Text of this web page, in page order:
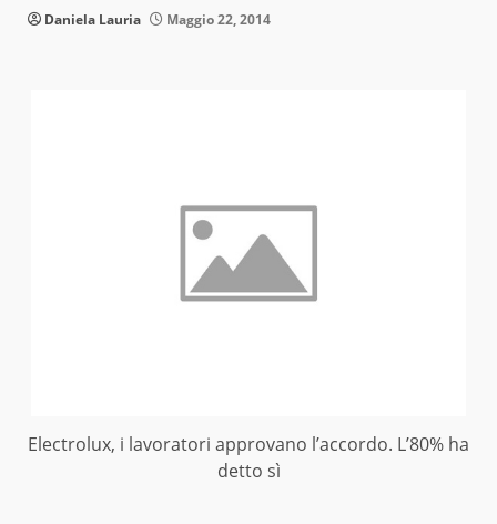
Daniela Lauria Maggio 22, 2014
Electrolux, i lavoratori approvano l’accordo. L’80% ha
detto sì